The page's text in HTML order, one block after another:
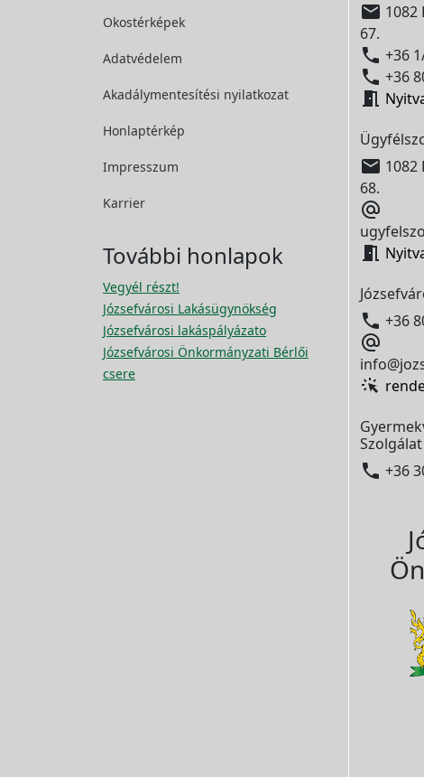
Okostérképek
Adatvédelem
Akadálymentesítési nyilatkozat
Honlaptérkép
Impresszum
Karrier
További honlapok
Vegyél részt!
Józsefvárosi Lakásügynökség
Józsefvárosi lakáspályázato
Józsefvárosi Önkormányzati Bérlői
csere
 1082
67.
 +36
 +36

 1082
68.


 +36

Szolgálat
 +36